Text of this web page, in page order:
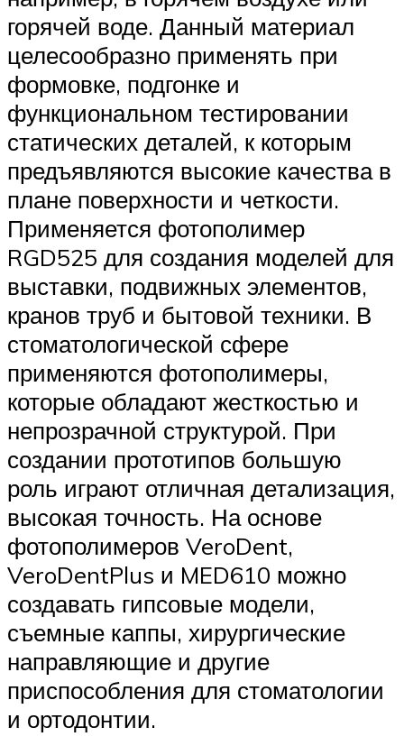
горячей воде. Данный материал
целесообразно применять при
формовке, подгонке и
функциональном тестировании
статических деталей, к которым
предъявляются высокие качества в
плане поверхности и четкости.
Применяется фотополимер
RGD525 для создания моделей для
выставки, подвижных элементов,
кранов труб и бытовой техники. В
стоматологической сфере
применяются фотополимеры,
которые обладают жесткостью и
непрозрачной структурой. При
создании прототипов большую
роль играют отличная детализация,
высокая точность. На основе
фотополимеров VeroDent,
VeroDentPlus и MED610 можно
создавать гипсовые модели,
съемные каппы, хирургические
направляющие и другие
приспособления для стоматологии
и ортодонтии.